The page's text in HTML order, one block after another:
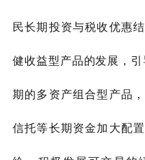
民长期投资与税收优惠
健收益型产品的发展，
期的多资产组合型产品
信托等长期资金加大配